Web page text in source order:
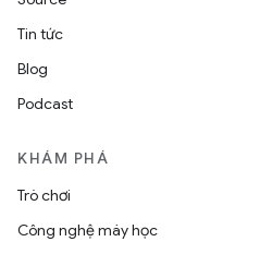
Tin tức
Blog
Podcast
KHÁM PHÁ
Trò chơi
Công nghệ máy học